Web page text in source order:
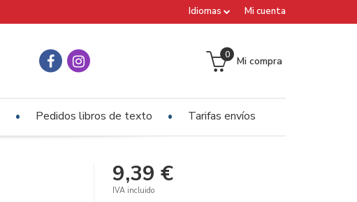
Mi cuenta
Idiomas
Mi compra
0
Pedidos libros de texto Tarifas envíos
9,39 €
IVA incluido